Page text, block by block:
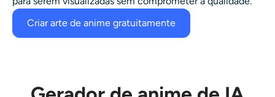
Criar arte de anime gratuitamente